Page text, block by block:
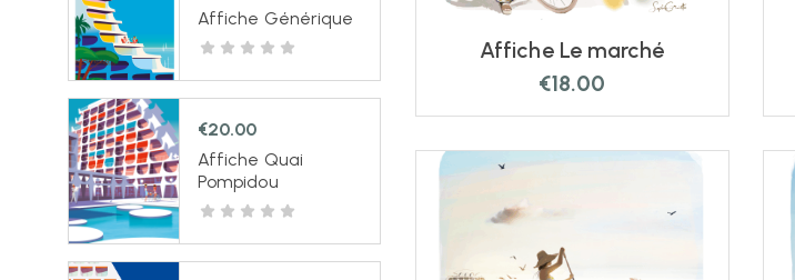
Affiche Générique
€20.00
Affiche Quai
Pompidou
Affiche Le marché
€18.00